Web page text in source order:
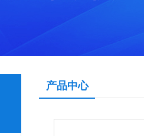
产品中心